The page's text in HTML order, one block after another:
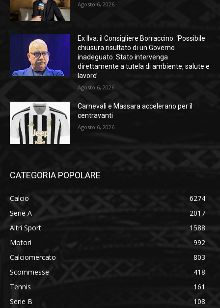
Agosto 6, 2026
Ex Ilva: il Consigliere Borraccino: ‘Possibile
chiusura risultato di un Governo
inadeguato. Stato intervenga
direttamente a tutela di ambiente, salute e
lavoro’
Agosto 6, 2026
Carnevali e Massara accelerano per il
centravanti
Agosto 6, 2026
CATEGORIA POPOLARE
Calcio
6274
Serie A
2017
Altri Sport
1588
Motori
992
Calciomercato
803
Scommesse
418
Tennis
161
Serie B
108